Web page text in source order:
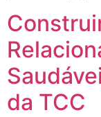
da TCC